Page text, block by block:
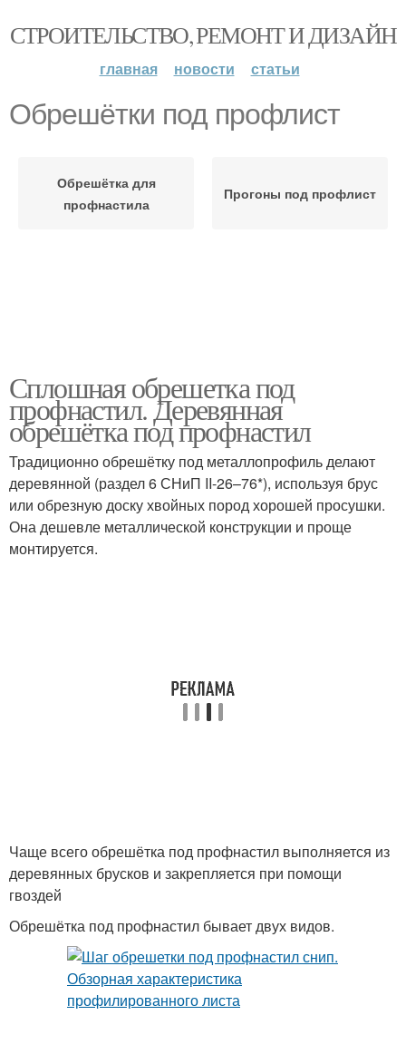
СТРОИТЕЛЬСТВО, РЕМОНТ И ДИЗАЙН
главная новости статьи
Обрешётки под профлист
Обрешётка для
профнастила
Прогоны под профлист
Сплошная обрешетка под
профнастил. Деревянная
обрешётка под профнастил
Традиционно обрешётку под металлопрофиль делают
деревянной (раздел 6 СНиП II-26–76*), используя брус
или обрезную доску хвойных пород хорошей просушки.
Она дешевле металлической конструкции и проще
монтируется.
Чаще всего обрешётка под профнастил выполняется из
деревянных брусков и закрепляется при помощи
гвоздей
Обрешётка под профнастил бывает двух видов.